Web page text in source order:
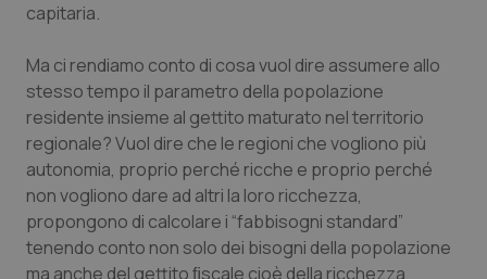
capitaria.
Ma ci rendiamo conto di cosa vuol dire assumere allo
stesso tempo il parametro della popolazione
residente insieme al gettito maturato nel territorio
regionale? Vuol dire che le regioni che vogliono più
autonomia, proprio perché ricche e proprio perché
non vogliono dare ad altri la loro ricchezza,
propongono di calcolare i “fabbisogni standard”
tenendo conto non solo dei bisogni della popolazione
ma anche del gettito ﬁscale cioè della ricchezza
CookieScriptConsent
CookieScript
www.quotidianosanita.it